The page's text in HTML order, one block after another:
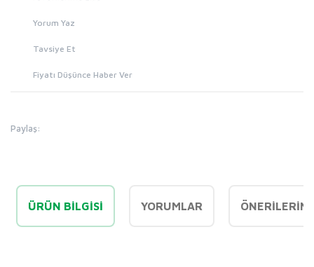
Yorum Yaz
Tavsiye Et
Fiyatı Düşünce Haber Ver
Paylaş:
ÜRÜN BILGISI YORUMLAR